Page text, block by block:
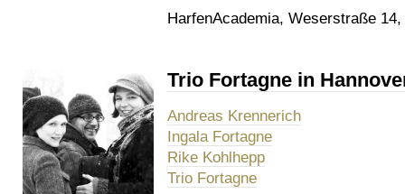
HarfenAcademia, Weserstraße
Trio Fortagne in
Andreas Krennerich
Ingala Fortagne
Rike Kohlhepp
Trio Fortagne